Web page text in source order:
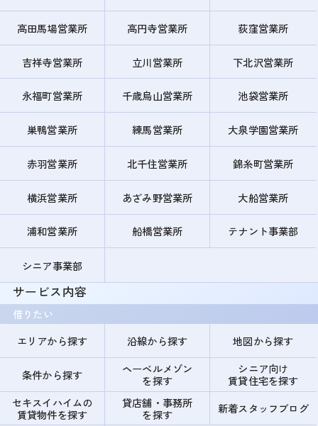
高田馬場営業所 高円寺営業所 荻窪営業所
吉祥寺営業所 立川営業所 下北沢営業所
永福町営業所 千歳烏山営業所 池袋営業所
巣鴨営業所 練馬営業所 大泉学園営業所
赤羽営業所 北千住営業所 錦糸町営業所
横浜営業所 あざみ野営業所 大船営業所
浦和営業所 船橋営業所 テナント事業部
シニア事業部
サービス内容
借りたい
エリアから探す
沿線から探す 地図から探す
条件から探す
ヘーベルメゾン
を探す
シニア向け
賃貸住宅を探す
セキスイハイムの
賃貸物件を探す
貸店舗・事務所
を探す
新着スタッフブログ